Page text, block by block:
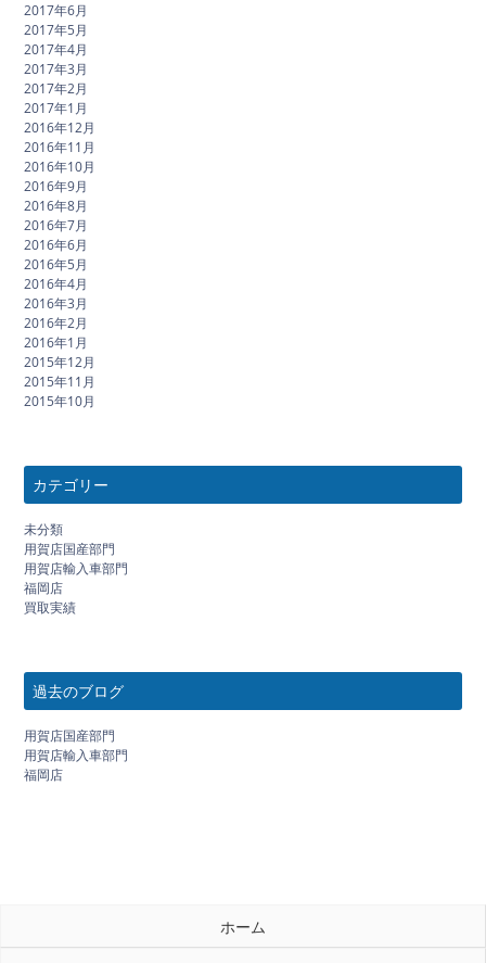
2017年6月
2017年5月
2017年4月
2017年3月
2017年2月
2017年1月
2016年12月
2016年11月
2016年10月
2016年9月
2016年8月
2016年7月
2016年6月
2016年5月
2016年4月
2016年3月
2016年2月
2016年1月
2015年12月
2015年11月
2015年10月
カテゴリー
未分類
用賀店国産部門
用賀店輸入車部門
福岡店
買取実績
過去のブログ
用賀店国産部門
用賀店輸入車部門
福岡店
ホーム